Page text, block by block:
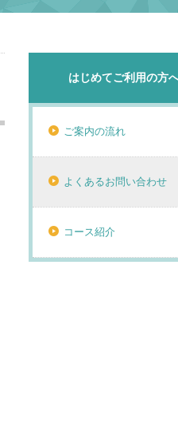
はじめてご利用の方
ご案内の流れ
よくあるお問い合わせ
コース紹介